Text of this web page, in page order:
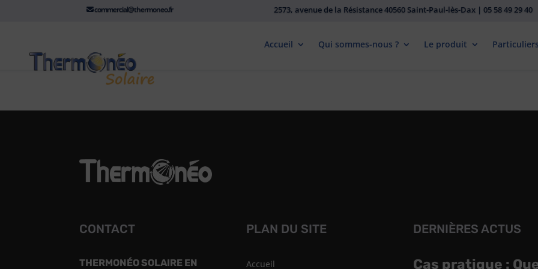
commercial@thermoneo.fr 2573, avenue de la Résistance 40560 Saint-Paul-lès-Dax | 05 58 49 29 40
Accueil Qui sommes-nous ? Le produit Particuliers
%%message%%
CONTACT
THERMONÉO SOLAIRE EN
PLAN DU SITE
Accueil
DERNIÈRES ACTUS
Cas pratique :